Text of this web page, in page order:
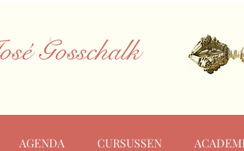
Gosschalk
AGENDA CURSUSSEN